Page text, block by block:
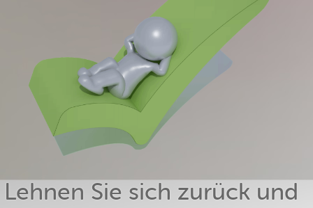
Lehnen Sie sich zurück und